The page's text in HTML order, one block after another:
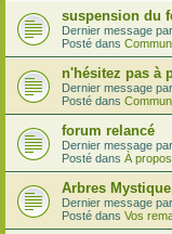
suspension du
Dernier message par
Posté dans
n'hésitez pas à
Dernier message par
Posté dans
forum relancé
Dernier message par
Posté dans À
Arbres
Dernier message par
Posté dans Vos